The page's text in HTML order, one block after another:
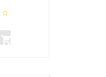
